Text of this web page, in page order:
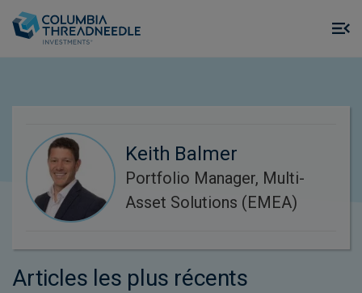
Keith Balmer
Portfolio Manager, Multi-
Asset Solutions (EMEA)
Articles les plus récents